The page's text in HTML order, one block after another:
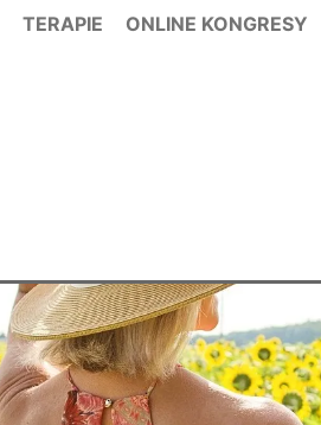
TERAPIE ONLINE KONGRESY